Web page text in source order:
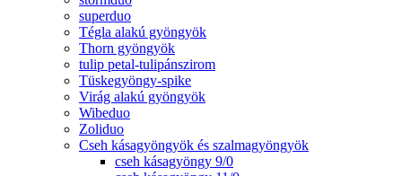
superduo
Tégla alakú gyöngyök
Thorn gyöngyök
tulip petal-tulipánszirom
Tüskegyöngy-spike
Virág alakú gyöngyök
Wibeduo
Zoliduo
Cseh kásagyöngyök és szalmagyöngyök
cseh kásagyöngy 9/0